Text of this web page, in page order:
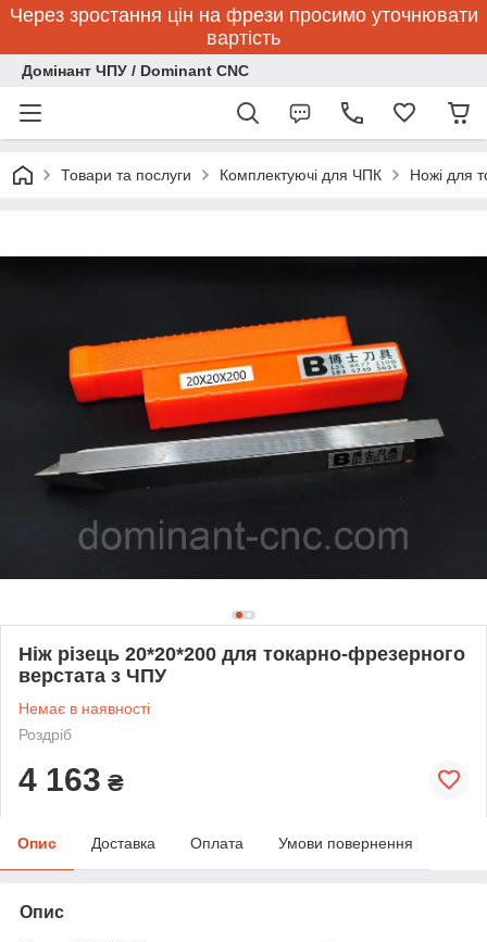
Через зростання цін на фрези просимо уточнювати
вартість
Домінант ЧПУ / Dominant CNC
Товари та послуги Комплектуючі для ЧПК Ножі для
Ніж різець 20*20*200 для токарно-фрезерного
верстата з ЧПУ
Немає в наявності
Роздріб
4 163 ₴
Опис Доставка Оплата Умови повернення
Опис